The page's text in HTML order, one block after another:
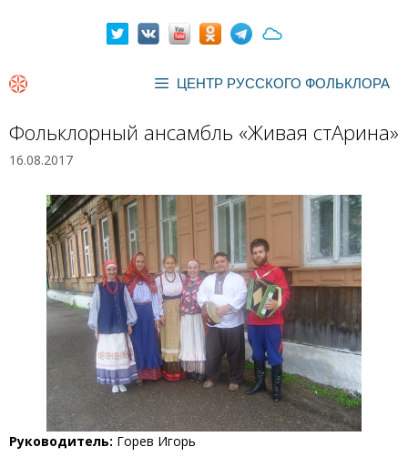
ЦЕНТР РУССКОГО ФОЛЬКЛОРА
Фольклорный ансамбль «Живая стАрина»
16.08.2017
Руководитель: Горев Игорь